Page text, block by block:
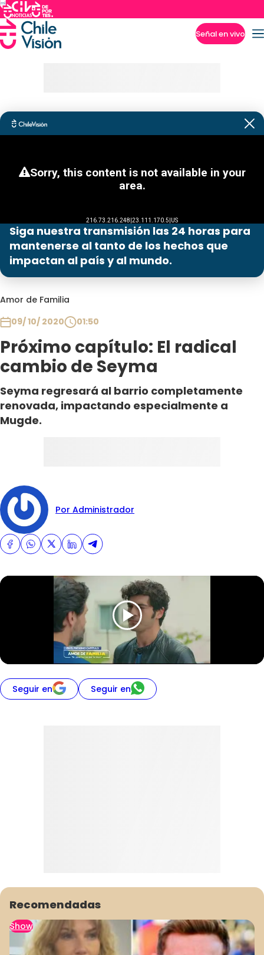
Señal en vivo
Siga nuestra transmisión las 24 horas para
mantenerse al tanto de los hechos que
impactan al país y al mundo.
Amor de Familia
09/ 10/ 2020
01:50
Próximo capítulo: El radical
cambio de Seyma
Seyma regresará al barrio completamente
renovada, impactando especialmente a
Mugde.
Por Administrador
Seguir en Seguir en
Recomendadas
Show
Programas
Club De La Comedia
Contigo en Directo
Plan Perfecto
El Tiempo
Sabingo
Todos Los Programas